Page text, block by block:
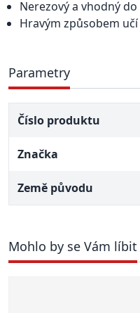
Nerezový a vhodný
Hravým způsobem
Parametry
Číslo produktu
Značka
Země původu
Mohlo by se Vám líbit